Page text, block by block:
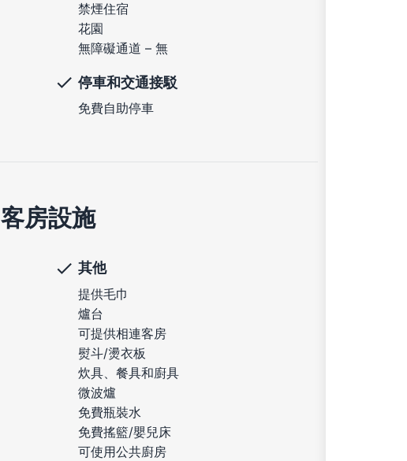
禁煙住宿
花園
無障礙通道 – 無
停車和交通接駁
免費自助停車
客房設施
其他
提供毛巾
爐台
可提供相連客房
熨斗/燙衣板
炊具、餐具和廚具
微波爐
免費瓶裝水
免費搖籃/嬰兒床
可使用公共廚房